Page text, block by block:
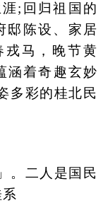
;回归祖国的
邸陈设、家居
戎马，晚节黄
涵着奇趣玄妙
多彩的桂北民
二人是国民